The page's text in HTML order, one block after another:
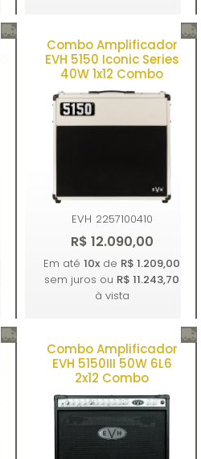
Comprar
Combo Amplificador
EVH 5150 Iconic Series
40W 1x12 Combo
EVH 2257100410
R$ 12.090,00
Comprar
Em até 10x de R$ 1.209,00
sem juros ou R$ 11.243,70
à vista
Combo Amplificador
EVH 5150III 50W 6L6
2x12 Combo